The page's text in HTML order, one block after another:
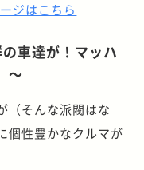
ジはこちら
車達が！マッハ
～
（そんな派閥はな
個性豊かなクルマが